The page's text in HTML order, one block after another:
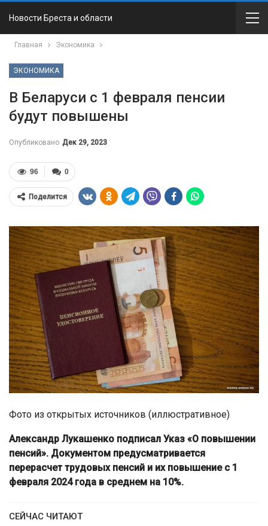
Новости Бреста и области
Главная Экономика
ЭКОНОМИКА
В Беларуси с 1 февраля пенсии
будут повышены
Опубликовано Дек 29, 2023
0
96
Поделится
Фото из открытых источников (иллюстративное)
Александр Лукашенко подписал Указ «О повышении
пенсий». Документом предусматривается
перерасчет трудовых пенсий и их повышение с 1
февраля 2024 года в среднем на 10%.
СЕЙЧАС ЧИТАЮТ